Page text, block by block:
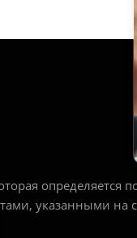
определяется
указанными на